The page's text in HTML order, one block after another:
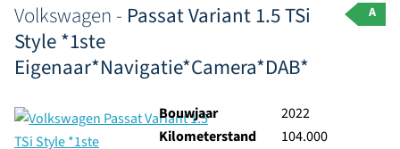
Volkswagen - Passat Variant 1.5 TSi
Style *1ste
Eigenaar*Navigatie*Camera*DAB*
A
Bouwjaar
2022
Kilometerstand
104.000